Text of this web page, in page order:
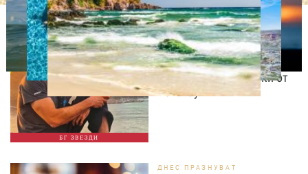
БГ ЗВЕЗДИ
ИЗВЕСТНИ
Даниел Петканов покори
Африка: пингвини, акули
и незабравими гледки от
Кейптаун
ДНЕС ПРАЗНУВАТ